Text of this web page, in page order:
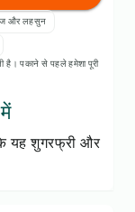
और लहसुन
है। पकाने से पहले हमेशा पूरी
यह शुगरफ्री और